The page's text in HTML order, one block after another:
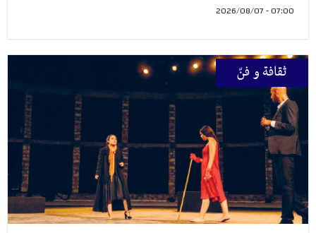
07:00 - 2026/08/07
ثقافة و فنّ